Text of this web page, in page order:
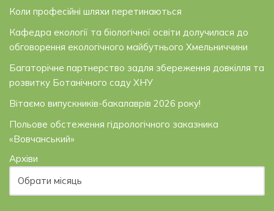
Коли професійні шляхи перетинаються
Кафедра екології та біологічної освіти долучилася до
обговорення екологічного майбутнього Хмельниччини
Багаторічне партнерство задля збереження довкілля та
розвитку Ботанічного саду ХНУ
Вітаємо випускників-бакалаврів 2026 року!
Польове обстеження гідрологічного заказника
«Вовчанський»
Архіви